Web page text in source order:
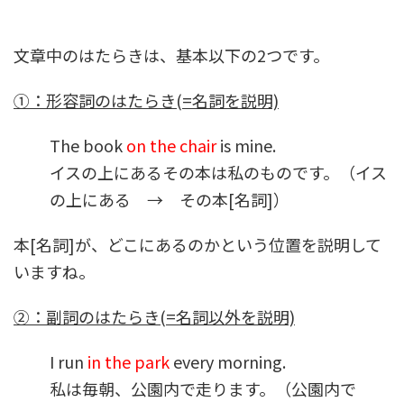
文章中のはたらきは、基本以下の2つです。
①：形容詞のはたらき(=名詞を説明)
The bookon the chairis mine.
イスの上にあるその本は私のものです。（イス
の上にある → その本[名詞]）
本[名詞]が、どこにあるのかという位置を説明して
いますね。
②：副詞のはたらき(=名詞以外を説明)
I run in the parkevery morning.
私は毎朝、公園内で走ります。（公園内で